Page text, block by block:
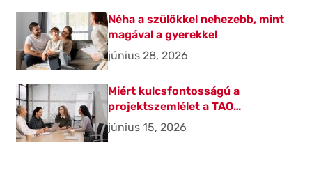
Néha a szülőkkel nehezebb, mint
magával a gyerekkel
június 28, 2026
Miért kulcsfontosságú a
projektszemlélet a TAO
beruházásoknál?
június 15, 2026